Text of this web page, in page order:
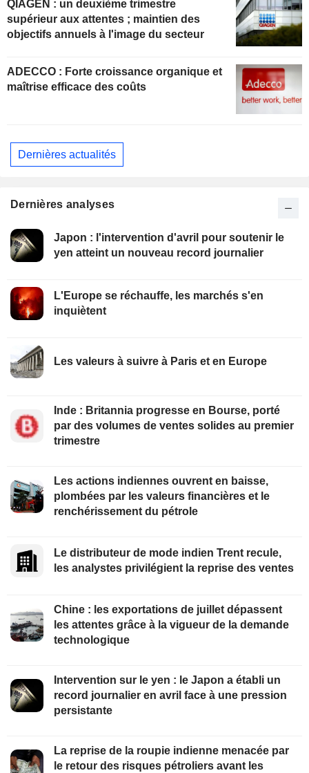
QIAGEN : un deuxième trimestre
supérieur aux attentes ; maintien des
objectifs annuels à l'image du secteur
ADECCO : Forte croissance organique et
maîtrise efficace des coûts
Dernières actualités
Dernières analyses
Japon : l'intervention d'avril pour soutenir le
yen atteint un nouveau record journalier
L'Europe se réchauffe, les marchés s'en
inquiètent
Les valeurs à suivre à Paris et en Europe
Inde : Britannia progresse en Bourse, porté
par des volumes de ventes solides au premier
trimestre
Les actions indiennes ouvrent en baisse,
plombées par les valeurs financières et le
renchérissement du pétrole
Le distributeur de mode indien Trent recule,
les analystes privilégient la reprise des ventes
Chine : les exportations de juillet dépassent
les attentes grâce à la vigueur de la demande
technologique
Intervention sur le yen : le Japon a établi un
record journalier en avril face à une pression
persistante
La reprise de la roupie indienne menacée par
le retour des risques pétroliers avant les